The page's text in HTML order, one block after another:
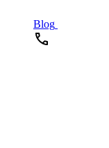
Blog